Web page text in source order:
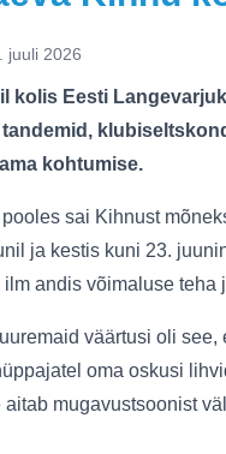
juuli 2026
kolis Eesti
kohtumise.
sai Kihnust
ja kestis kuni 23.
andis võimaluse
väärtusi oli
oma oskusi
mugavustsoonist